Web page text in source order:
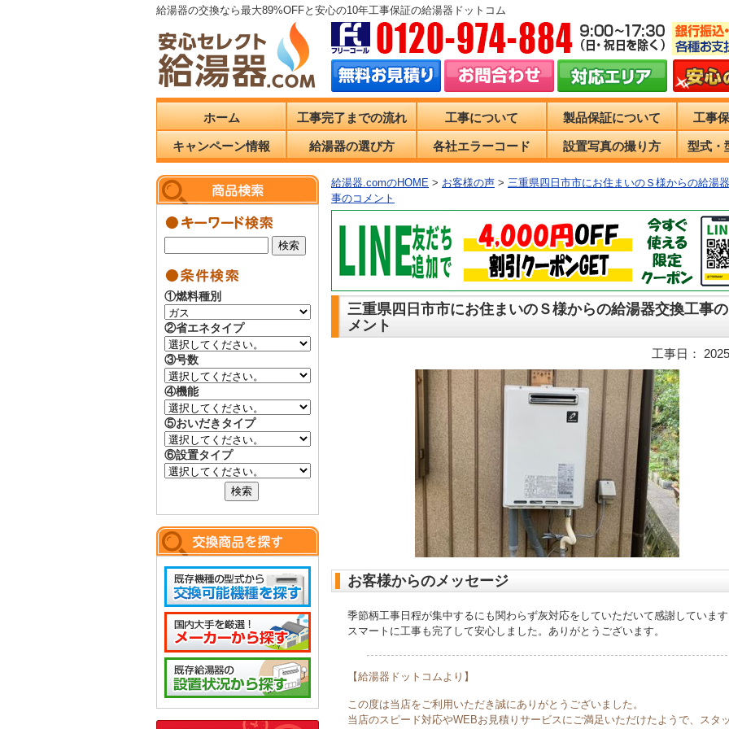
給湯器の交換なら最大89%OFFと安心の10年工事保証の給湯器ドットコム
ホーム 工事完了までの流れ 工事について 製品保証について 工事
キャンペーン情報 給湯器の選び方 各社エラーコード 設置写真の撮り方 型式・
①燃料種別
②省エネタイプ
③号数
④機能
⑤おいだきタイプ
⑥設置タイプ
給湯器.comのHOME > お客様の声 > 三重県四日市市にお住まいのＳ様からの給湯
事のコメント
三重県四日市市にお住まいのＳ様からの給湯器交換工事
メント
工事日：
お客様からのメッセージ
季節柄工事日程が集中するにも関わらず灰対応をしていただいて感謝していま
スマートに工事も完了して安心しました。ありがとうございます。
【給湯器ドットコムより】
この度は当店をご利用いただき誠にありがとうございました。
当店のスピード対応やWEBお見積りサービスにご満足いただけたようで、スタ